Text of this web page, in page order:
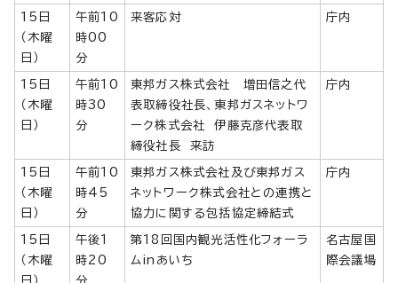
15日
（木曜
日）
午前10
時00
分
来客応対 庁内
15日
（木曜
日）
午前10
時30
分
東邦ガス株式会社 増田信之代
表取締役社長、東邦ガスネットワ
ーク株式会社 伊藤克彦代表取
締役社長 来訪
庁内
15日
（木曜
日）
午前10
時45
分
東邦ガス株式会社及び東邦ガス
ネットワーク株式会社との連携と
協力に関する包括協定締結式
庁内
15日
（木曜
日）
午後1
時20
分
第18回国内観光活性化フォーラ
ムinあいち
名古屋国
際会議場